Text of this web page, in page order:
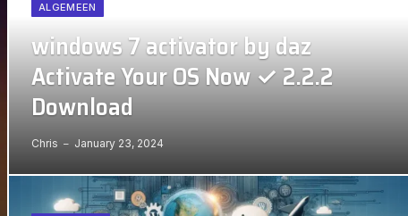
ALGEMEEN
windows 7 activator by daz
Activate Your OS Now ✓ 2.2.2
Download
Chris January 23, 2024